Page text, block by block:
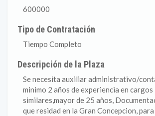
600000
Tipo de Contratación
Tiempo Completo
Descripción de la Plaza
Se necesita auxiliar administrativo/
minimo 2 años de experiencia en cargos
similares,mayor de 25 años,
que residad en la Gran Concepcion, para